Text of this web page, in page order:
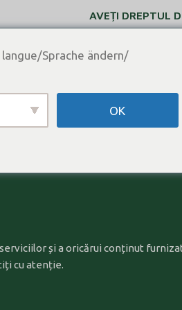
AVEȚI DREPTUL
și a oricărui conținut
cu atenție.
Sprache ändern/
OK